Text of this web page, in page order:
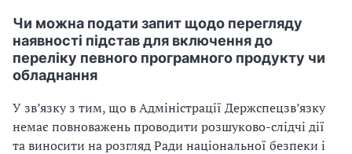
Чи можна подати запит щодо перегляду
наявності підстав для включення до
переліку певного програмного продукту чи
обладнання
У зв’язку з тим, що в Адміністрації Держспецзв’язку
немає повноважень проводити розшуково-слідчі дії
та виносити на розгляд Ради національної безпеки і